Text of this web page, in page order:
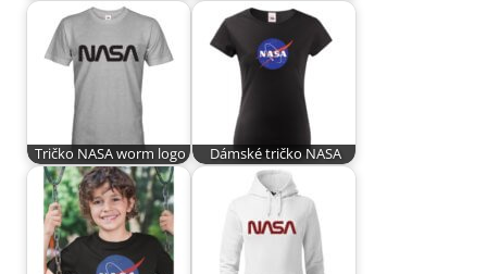
Tričko NASA worm logo Dámské tričko NASA